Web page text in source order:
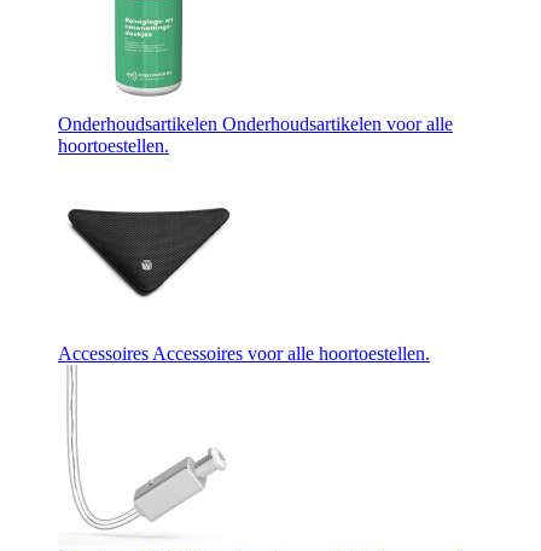
Onderhoudsartikelen Onderhoudsartikelen voor alle
hoortoestellen.
AccessoiresAccessoires voor alle hoortoestellen.